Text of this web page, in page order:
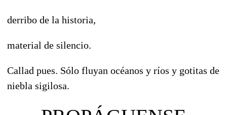
derribo de la historia,
material de silencio.
Callad pues. Sólo fluyan océanos y ríos y gotitas de
niebla sigilosa.